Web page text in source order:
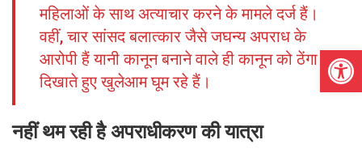
महिलाओं के साथ अत्याचार करने के मामले दर्ज हैं।
वहीं, चार सांसद बलात्कार जैसे जघन्य अपराध के
आरोपी हैं यानी कानून बनाने वाले ही कानून को ठेंगा
दिखाते हुए खुलेआम घूम रहे हैं।
नहीं थम रही है अपराधीकरण की यात्रा